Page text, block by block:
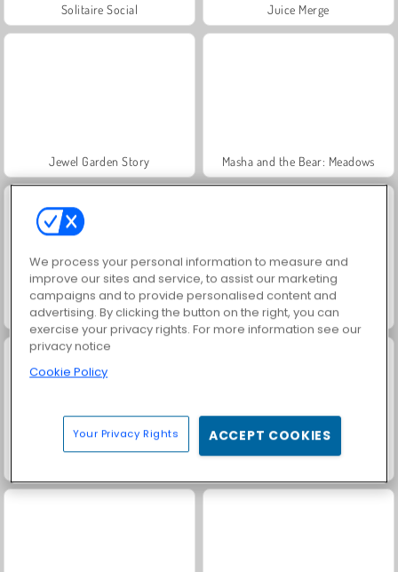
Solitaire Social Juice Merge
Jewel Garden Story Masha and the Bear: Meadows
Grand Mahjong Connect Farm Merge Valley
We process your personal information to measure and
improve our sites and service, to assist our marketing
campaigns and to provide personalised content and
advertising. By clicking the button on the right, you can
exercise your privacy rights. For more information see our
privacy notice
Cookie Policy
Your Privacy Rights ACCEPT COOKIES